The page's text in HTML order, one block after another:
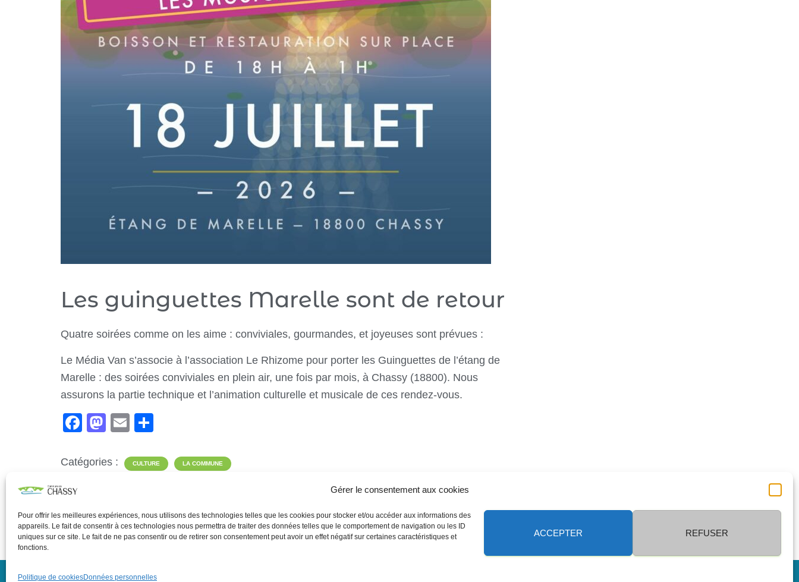
Gérer le consentement aux cookies
Pour offrir les meilleures expériences, nous utilisons des technologies telles que les cookies pour stocker et/ou accéder aux informations des
appareils. Le fait de consentir à ces technologies nous permettra de traiter des données telles que le comportement de navigation ou les ID
uniques sur ce site. Le fait de ne pas consentir ou de retirer son consentement peut avoir un effet négatif sur certaines caractéristiques et
fonctions.
ACCEPTER REFUSER
Politique de cookiesDonnées personnelles
Les guinguettes Marelle sont de retour
Quatre soirées comme on les aime : conviviales, gourmandes, et joyeuses sont prévues :
Le Média Van s’associe à l’association Le Rhizome pour porter les Guinguettes de l’étang de
Marelle : des soirées conviviales en plein air, une fois par mois, à Chassy (18800). Nous
assurons la partie technique et l’animation culturelle et musicale de ces rendez-vous.
F
c
o
o
M
st
o
n
E
ail ta
Catégories : CULTURE LA COMMUNE